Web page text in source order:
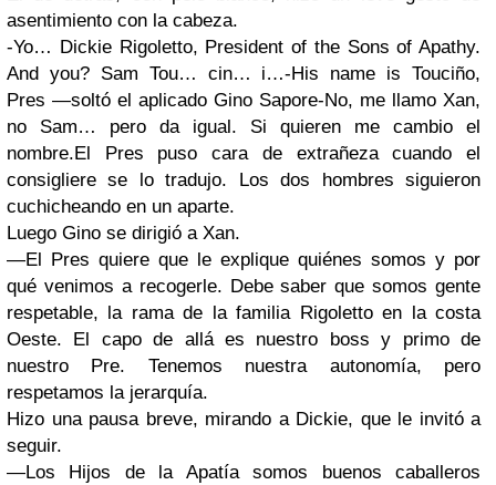
asentimiento con la cabeza.
-Yo…
Dickie Rigoletto, President of the Sons of Apathy.
And you? Sam Tou… cin… i…-His name is Touciño,
Pres —soltó el aplicado Gino Sapore-No, me llamo Xan,
no Sam… pero da igual. Si quieren me cambio el
nombre. El Pres puso cara de extrañeza cuando el
consigliere se lo tradujo. Los dos hombres siguieron
cuchicheando en un aparte.
Luego Gino se dirigió a Xan.
—El Pres quiere que le explique quiénes somos y por
qué venimos a recogerle. Debe saber que somos gente
respetable, la rama de la familia Rigolettoen la costa
Oeste. El capo de allá es nuestro boss y primo de
nuestro Pre. Tenemos nuestra autonomía, pero
respetamos la jerarquía.
Hizo una pausa breve, mirando a Dickie, que le invitó a
seguir.
—Los Hijos de la Apatíasomos buenos caballeros